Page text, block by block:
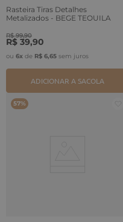
Rasteira Tiras Detalhes
Metalizados - BEGE TEQUILA
R$ 99,90
R$ 39,90
ou 6x de R$ 6,65 sem juros
ADICIONAR A SACOLA
57%